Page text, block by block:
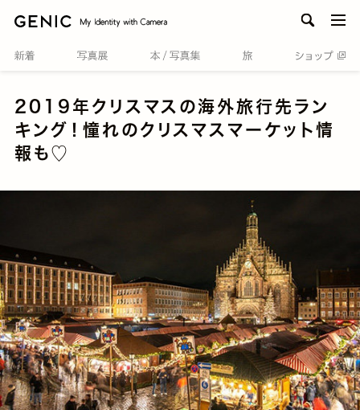
2019年クリスマスの海外旅行先ラン
キング！憧れのクリスマスマーケット情
報も♡